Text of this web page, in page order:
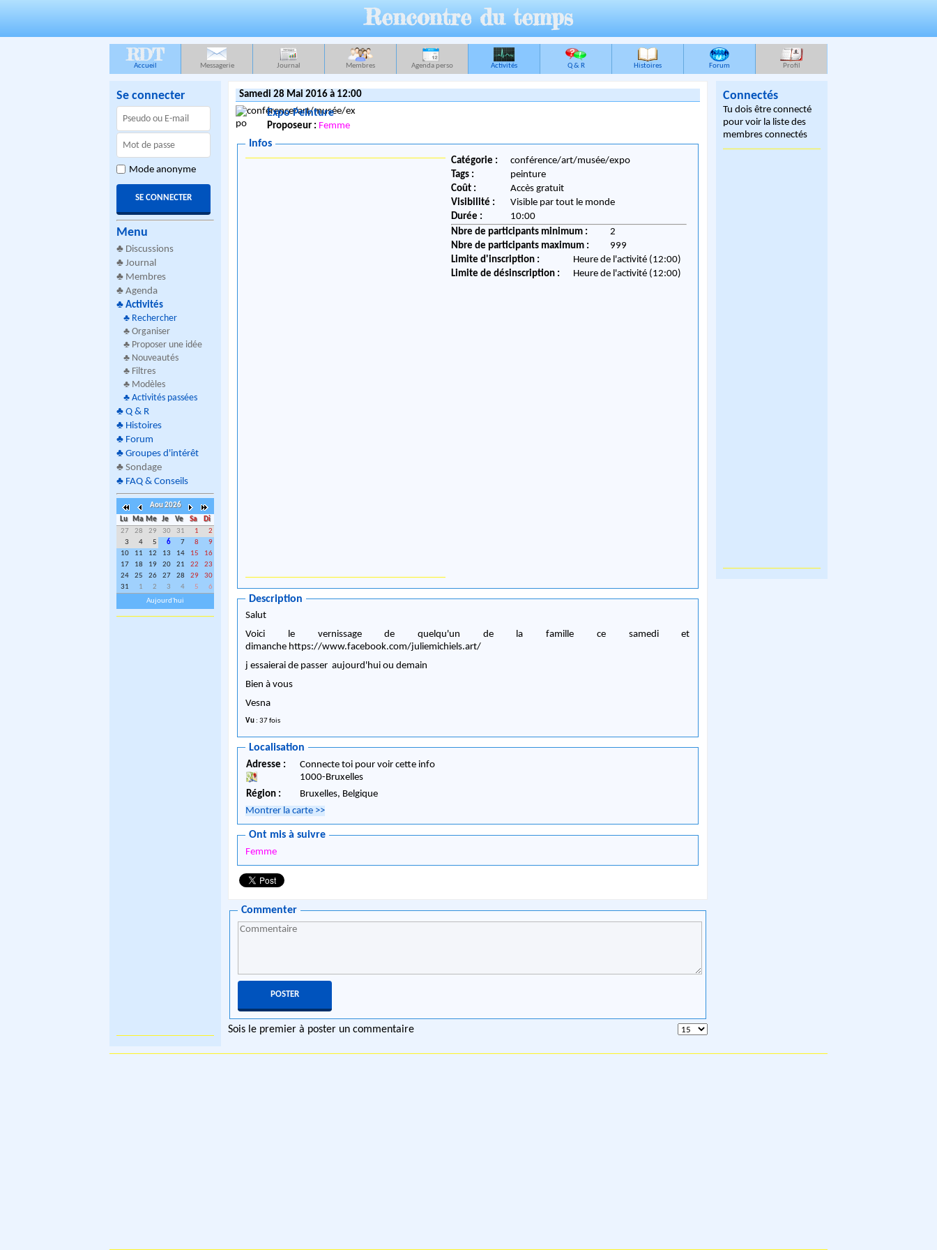
Rencontre du temps
RDT
Accueil Messagerie Journal Membres Agenda perso Activités Q & R Histoires Forum Profil
Se connecter
Mode anonyme
Menu
♣ Discussions
♣ Journal
♣ Membres
♣ Agenda
♣ Activités
♣ Rechercher
♣ Organiser
♣ Proposer une idée
♣ Nouveautés
♣ Filtres
♣ Modèles
♣ Activités passées
♣ Q & R
♣ Histoires
♣ Forum
♣ Groupes d'intérêt
♣ Sondage
♣ FAQ & Conseils
Aou 2026
Lu
Ma Me Je Ve Sa
Di
27
28 29 30 31 1
2
3
4 5 6 7 8
9
10
11 12 13 14 15
16
17
18 19 20 21 22
23
24
25 26 27 28 29
30
31
1 2 3 4 5
6
Aujourd'hui
Samedi 28 Mai 2016 à 12:00
Expo Peinture
Proposeur : Femme
Infos
Catégorie :
conférence/art/musée/expo
Tags :
peinture
Coût :
Accès gratuit
Visibilité :
Visible par tout le monde
Durée :
10:00
Nbre de participants minimum :
2
Nbre de participants maximum :
999
Limite d'inscription :
Heure de l'activité (12:00)
Limite de désinscription :
Heure de l'activité (12:00)
Description
Salut
Voici le vernissage de quelqu'un de la famille ce samedi et
dimanche https://www.facebook.com/juliemichiels.art/
j essaierai de passer aujourd'hui ou demain
Bien à vous
Vesna
Vu : 37 fois
Localisation
Adresse :
Connecte toi pour voir cette info
1000-Bruxelles
Région :
Bruxelles, Belgique
Montrer la carte >>
Ont mis à suivre
Femme
Commenter
Sois le premier à poster un commentaire
Connectés
Tu dois être connecté
pour voir la liste des
membres connectés